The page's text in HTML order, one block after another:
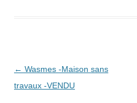
Navigation
des
← Wasmes -Maison sans
travaux -VENDU